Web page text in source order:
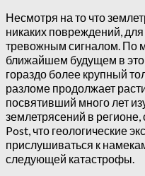
Несмотря на то что
никаких повреждений,
тревожным сигналом. По
ближайшем будущем в
гораздо более крупный
разломе продолжает
посвятивший много лет
землетрясений в
Post, что геологические
прислушиваться к
следующей катастрофы.